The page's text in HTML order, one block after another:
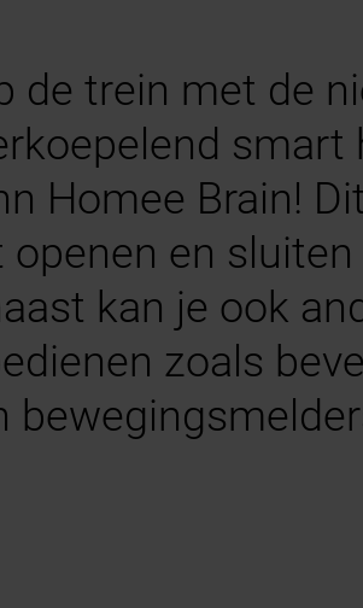
de trein met de
Homee Brain!
en
kan je ook
zoals